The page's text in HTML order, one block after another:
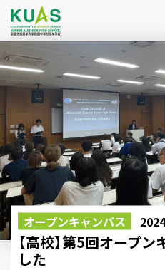
オープンキャンパス
【高校】第5回オープ
した